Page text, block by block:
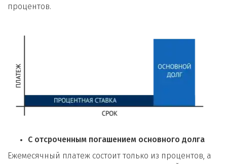
процентов.
С отсроченным погашением основного долга
Ежемесячный платеж состоит только из процентов, а